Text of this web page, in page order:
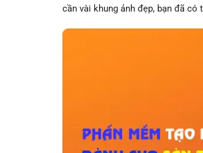
cần vài khung ảnh đẹp, bạn đã